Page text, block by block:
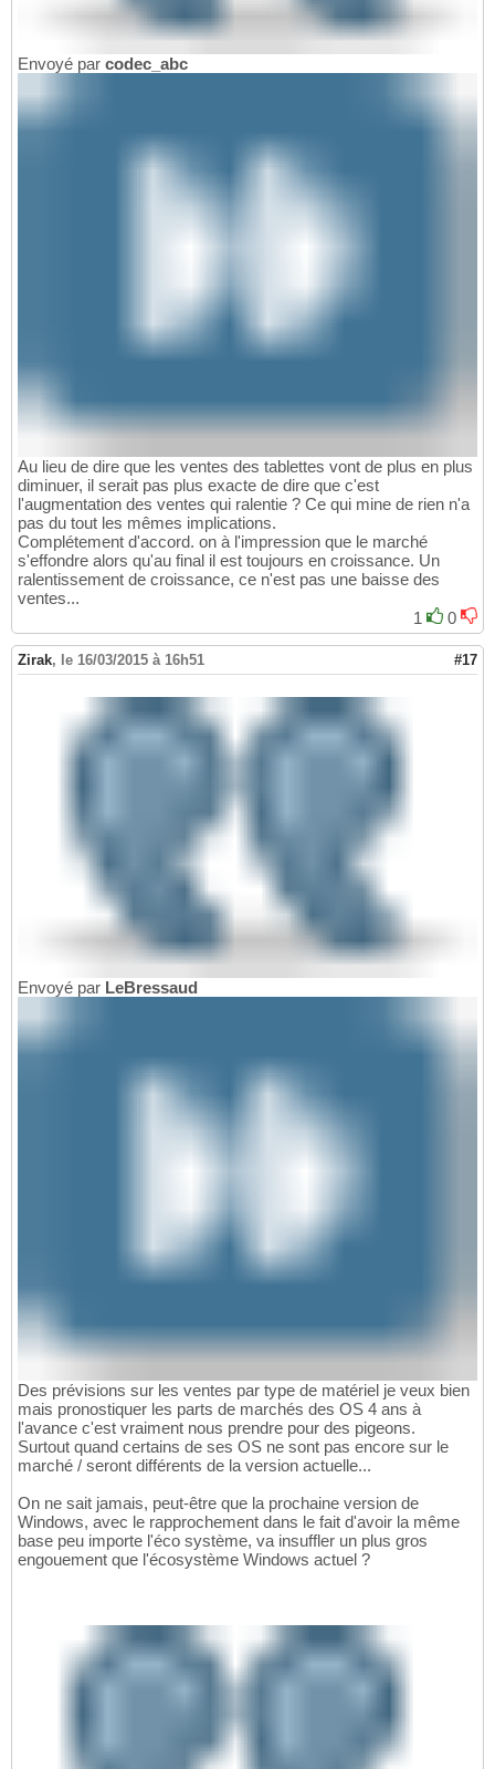
Envoyé par codec_abc
Au lieu de dire que les ventes des tablettes vont de plus en plus
diminuer, il serait pas plus exacte de dire que c'est
l'augmentation des ventes qui ralentie ? Ce qui mine de rien n'a
pas du tout les mêmes implications.
Complétement d'accord. on à l'impression que le marché
s'effondre alors qu'au final il est toujours en croissance. Un
ralentissement de croissance, ce n'est pas une baisse des
ventes...
1
0
Zirak, le 16/03/2015 à 16h51 #17
Envoyé par LeBressaud
Des prévisions sur les ventes par type de matériel je veux bien
mais pronostiquer les parts de marchés des OS 4 ans à
l'avance c'est vraiment nous prendre pour des pigeons.
Surtout quand certains de ses OS ne sont pas encore sur le
marché / seront différents de la version actuelle...
On ne sait jamais, peut-être que la prochaine version de
Windows, avec le rapprochement dans le fait d'avoir la même
base peu importe l'éco système, va insuffler un plus gros
engouement que l'écosystème Windows actuel ?